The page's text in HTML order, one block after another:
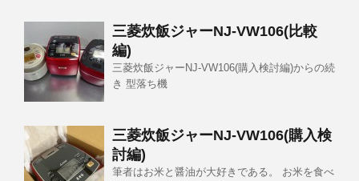
三菱炊飯ジャーNJ-VW106(比較
編)
三菱炊飯ジャーNJ-VW106(購入検討編)からの続
き 型落ち機
三菱炊飯ジャーNJ-VW106(購入検
討編)
筆者はお米と醤油が大好きである。 お米を食べ